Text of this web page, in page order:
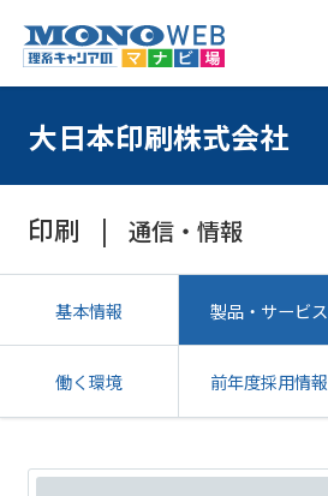
大日本印刷株式会社
印刷 通信・情報
基本情報 製品・サービス
働く環境 前年度採用情報